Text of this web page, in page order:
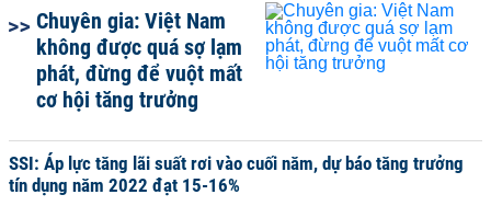
Chuyên gia: Việt Nam
không được quá sợ lạm
phát, đừng để vuột mất
cơ hội tăng trưởng
SSI: Áp lực tăng lãi suất rơi vào cuối năm, dự báo tăng trưởng
tín dụng năm 2022 đạt 15-16%